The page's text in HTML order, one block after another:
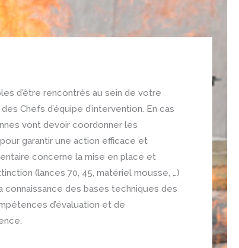
d’être rencontrés au sein de votre
Chefs d’équipe d’intervention. En cas
vont devoir coordonner les
garantir une action efficace et
concerne la mise en place et
(lances 70, 45, matériel mousse, …)
des bases techniques des
d’évaluation et de